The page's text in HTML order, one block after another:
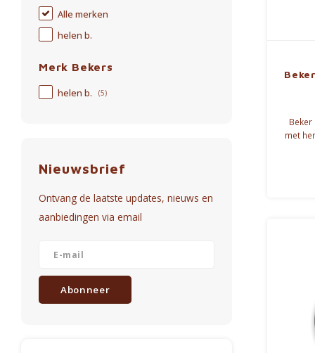
Alle merken
helen b.
Merk Bekers
helen b. (5)
Nieuwsbrief
Ontvang de laatste updates, nieuws en
aanbiedingen via email
Abonneer
met